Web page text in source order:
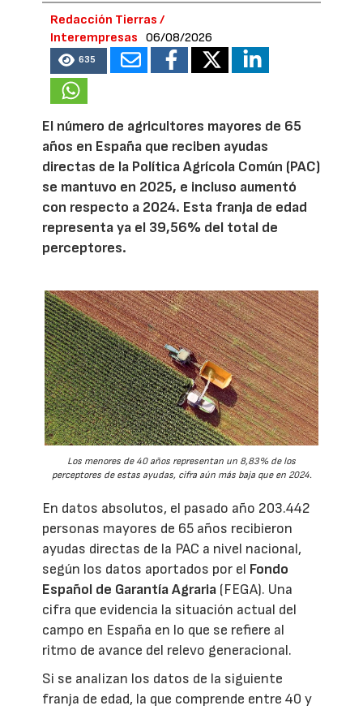
Redacción Tierras /
Interempresas
06/08/2026
635
El número de agricultores mayores de 65
años en España que reciben ayudas
directas de la Política Agrícola Común (PAC)
se mantuvo en 2025, e incluso aumentó
con respecto a 2024. Esta franja de edad
representa ya el 39,56% del total de
perceptores.
Los menores de 40 años representan un 8,83% de los
perceptores de estas ayudas, cifra aún más baja que en 2024.
En datos absolutos, el pasado año 203.442
personas mayores de 65 años recibieron
ayudas directas de la PAC a nivel nacional,
según los datos aportados por el Fondo
Español de Garantía Agraria (FEGA). Una
cifra que evidencia la situación actual del
campo en España en lo que se refiere al
ritmo de avance del relevo generacional.
Si se analizan los datos de la siguiente
franja de edad, la que comprende entre 40 y